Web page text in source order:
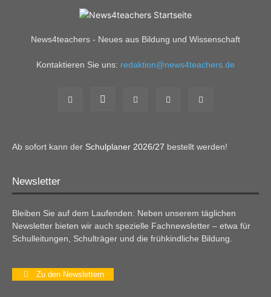
News4teachers - Neues aus Bildung und Wissenschaft
Kontaktieren Sie uns: redaktion@news4teachers.de
Ab sofort kann der Schulplaner 2026/27 bestellt werden!
Newsletter
Bleiben Sie auf dem Laufenden: Neben unserem täglichen
Newsletter bieten wir auch spezielle Fachnewsletter – etwa für
Schulleitungen, Schulträger und die frühkindliche Bildung.
Zu den Newslettern